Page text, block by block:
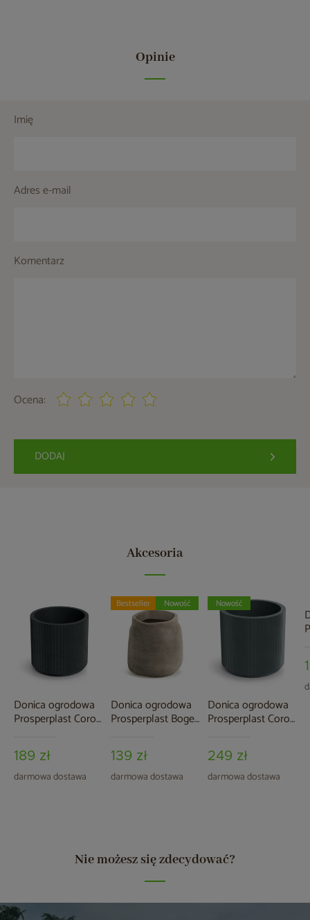
Opinie
Imię
Adres e-mail
Komentarz
Ocena:
DODAJ
Akcesoria
Donica ogrodowa
Prosperplast Coro
189 zł
darmowa dostawa
Donica ogrodowa
Prosperplast Boge
139 zł
darmowa dostawa
Bestseller Nowość
Donica ogrodowa
Prosperplast Coro
249 zł
darmowa dostawa
Nowość
Nie możesz się zdecydować?